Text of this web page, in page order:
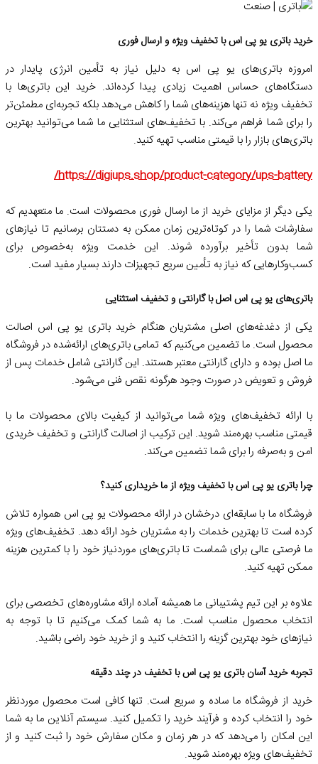
خرید باتری یو پی اس با تخفیف ویژه و ارسال فوری
امروزه باتری‌های یو پی اس به دلیل نیاز به تأمین انرژی پایدار در
دستگاه‌های حساس اهمیت زیادی پیدا کرده‌اند. خرید این باتری‌ها با
تخفیف ویژه نه تنها هزینه‌های شما را کاهش می‌دهد بلکه تجربه‌ای مطمئن‌تر
را برای شما فراهم می‌کند. با تخفیف‌های استثنایی ما شما می‌توانید بهترین
باتری‌های بازار را با قیمتی مناسب تهیه کنید.
https://digiups.shop/product-category/ups-battery/
یکی دیگر از مزایای خرید از ما ارسال فوری محصولات است. ما متعهدیم که
سفارشات شما را در کوتاه‌ترین زمان ممکن به دستتان برسانیم تا نیازهای
شما بدون تأخیر برآورده شوند. این خدمت ویژه به‌خصوص برای
کسب‌وکارهایی که نیاز به تأمین سریع تجهیزات دارند بسیار مفید است.
باتری‌های یو پی اس اصل با گارانتی و تخفیف استثنایی
یکی از دغدغه‌های اصلی مشتریان هنگام خرید باتری یو پی اس اصالت
محصول است. ما تضمین می‌کنیم که تمامی باتری‌های ارائه‌شده در فروشگاه
ما اصل بوده و دارای گارانتی معتبر هستند. این گارانتی شامل خدمات پس از
فروش و تعویض در صورت وجود هرگونه نقص فنی می‌شود.
با ارائه تخفیف‌های ویژه شما می‌توانید از کیفیت بالای محصولات ما با
قیمتی مناسب بهره‌مند شوید. این ترکیب از اصالت گارانتی و تخفیف خریدی
امن و به‌صرفه را برای شما تضمین می‌کند.
چرا باتری یو پی اس با تخفیف ویژه از ما خریداری کنید؟
فروشگاه ما با سابقه‌ای درخشان در ارائه محصولات یو پی اس همواره تلاش
کرده است تا بهترین خدمات را به مشتریان خود ارائه دهد. تخفیف‌های ویژه
ما فرصتی عالی برای شماست تا باتری‌های موردنیاز خود را با کمترین هزینه
ممکن تهیه کنید.
علاوه بر این تیم پشتیبانی ما همیشه آماده ارائه مشاوره‌های تخصصی برای
انتخاب محصول مناسب است. ما به شما کمک می‌کنیم تا با توجه به
نیازهای خود بهترین گزینه را انتخاب کنید و از خرید خود راضی باشید.
تجربه خرید آسان باتری یو پی اس با تخفیف در چند دقیقه
خرید از فروشگاه ما ساده و سریع است. تنها کافی است محصول موردنظر
خود را انتخاب کرده و فرآیند خرید را تکمیل کنید. سیستم آنلاین ما به شما
این امکان را می‌دهد که در هر زمان و مکان سفارش خود را ثبت کنید و از
تخفیف‌های ویژه بهره‌مند شوید.